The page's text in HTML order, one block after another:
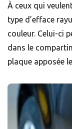
À ceux qui
type d’efface
couleur. Celui-ci
dans le
plaque apposée